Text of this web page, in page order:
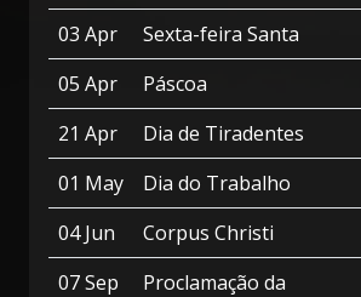
03 Apr
Sexta-feira Santa
05 Apr
Páscoa
21 Apr
Dia de Tiradentes
01 May
Dia do Trabalho
04 Jun
Corpus Christi
07 Sep
Proclamação da